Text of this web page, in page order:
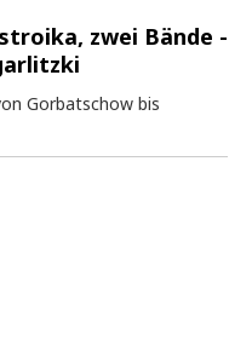
zwei Bände -
Gorbatschow bis